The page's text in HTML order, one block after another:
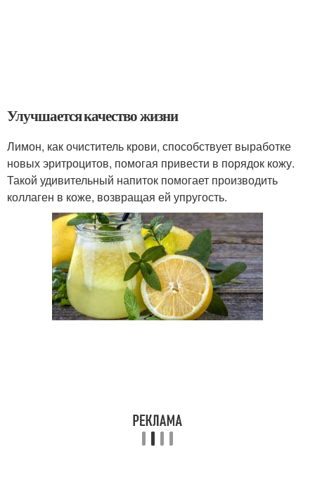
Улучшается качество жизни
Лимон, как очиститель крови, способствует выработке
новых эритроцитов, помогая привести в порядок кожу.
Такой удивительный напиток помогает производить
коллаген в коже, возвращая ей упругость.